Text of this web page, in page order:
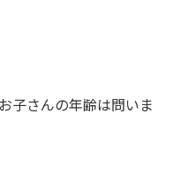
さんの年齢は問いま